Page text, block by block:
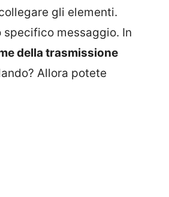
gli elementi.
specifico messaggio. In
della trasmissione
Allora potete